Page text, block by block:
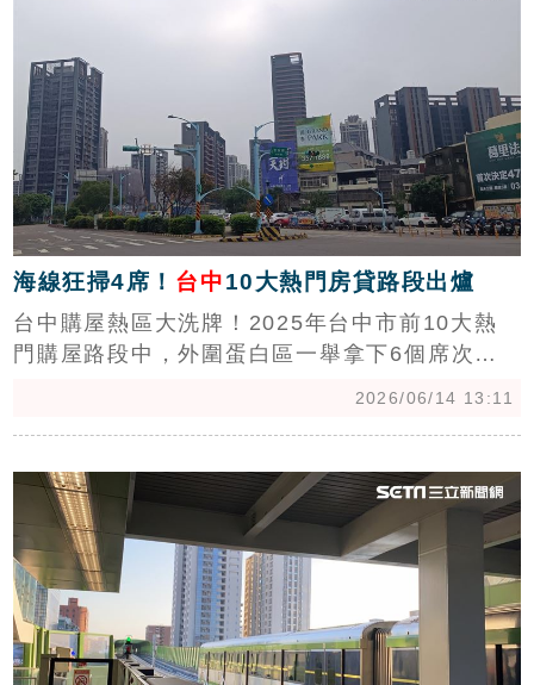
海線狂掃4席！ 台中10大熱門房貸路段出爐
台中購屋熱區大洗牌！2025年台中市前10大熱
門購屋路段中，外圍蛋白區一舉拿下6個席次。
間換取居住空間，加上前幾年蛋白區預售屋熱
銷，交屋潮降臨，帶動蛋白區房貸件數升溫。
（陳韋帆）
2026/06/14 13:11